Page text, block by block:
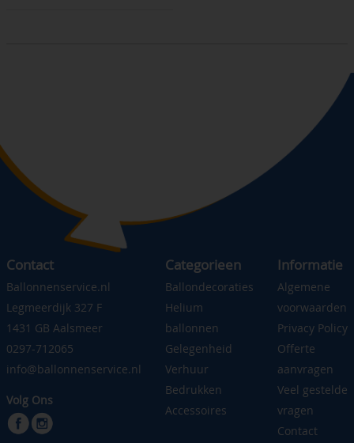
Contact
Ballonnenservice.nl
Legmeerdijk 327 F
1431 GB Aalsmeer
0297-712065
info@ballonnenservice.nl
Volg Ons
Categorieen
Ballondecoraties
Helium
ballonnen
Gelegenheid
Verhuur
Bedrukken
Accessoires
Informatie
Algemene
voorwaarden
Privacy Policy
Offerte
aanvragen
Veel gestelde
vragen
Contact